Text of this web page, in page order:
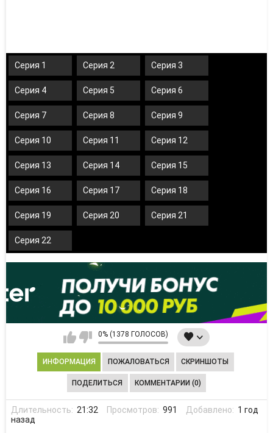
Серия 1 Серия 2 Серия 3
Серия 4 Серия 5 Серия 6
Серия 7 Серия 8 Серия 9
Серия 10 Серия 11 Серия 12
Серия 13 Серия 14 Серия 15
Серия 16 Серия 17 Серия 18
Серия 19 Серия 20 Серия 21
Серия 22
0% (1378 ГОЛОСОВ)
ИНФОРМАЦИЯ ПОЖАЛОВАТЬСЯ СКРИНШОТЫ
ПОДЕЛИТЬСЯ КОММЕНТАРИИ (0)
Длительность: 21:32 Просмотров: 991 Добавлено: 1 год
назад